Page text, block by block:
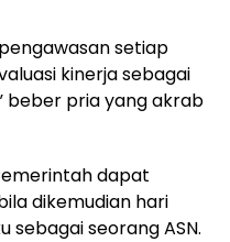
setiap
kinerja sebagai
beber pria yang akrab
dapat
dikemudian hari
sebagai seorang ASN.